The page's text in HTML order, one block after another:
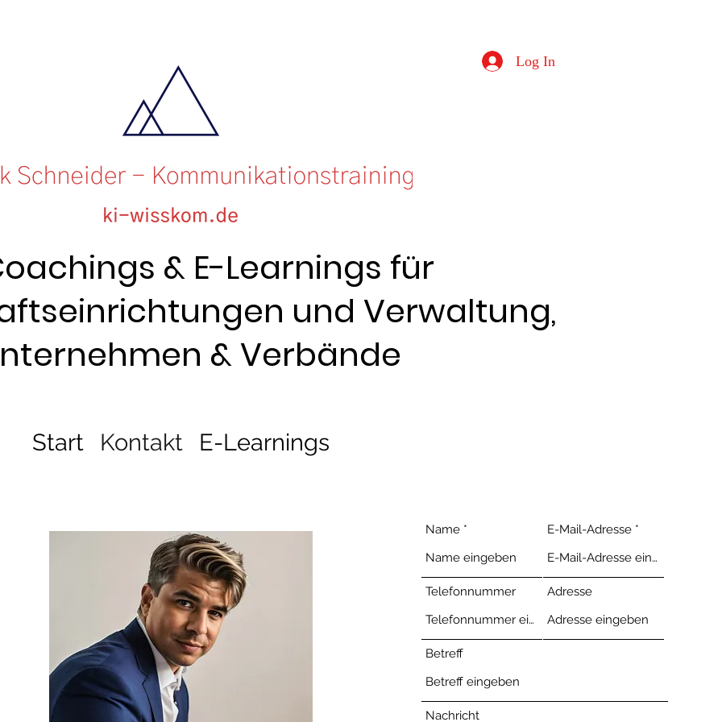
& E-Learnings für
und Verwaltung,
& Verbände
Log In
Start Kontakt E-Learnings
Name E-Mail-Adresse
Telefonnummer Adresse
Betreff
Nachricht